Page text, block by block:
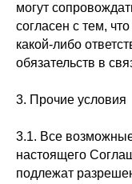
могут
согласен с тем,
какой-либо
обязательств в
3. Прочие условия
3.1. Все
настоящего
подлежат